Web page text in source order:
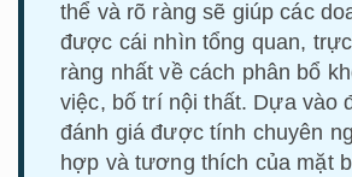
thể và rõ ràng sẽ giúp các
được cái nhìn tổng quan,
ràng nhất về cách phân bổ
việc, bố trí nội thất. Dựa vào
đánh giá được tính chuyên
hợp và tương thích của mặt